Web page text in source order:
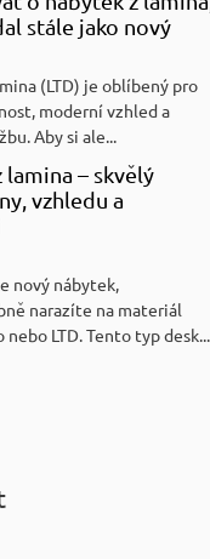
stále jako nový
(LTD) je oblíbený pro
moderní vzhled a
Aby si ale...
lamina – skvělý
vzhledu a
nový nábytek,
narazíte na materiál
nebo LTD. Tento typ desk...